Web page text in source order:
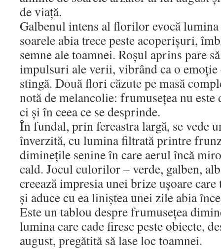
de viață.
Galbenul intens al florilor evocă
soarele abia trece peste acoperișuri,
semne ale toamnei. Roșul aprins pare
impulsuri ale verii, vibrând ca o emoție
stingă. Două flori căzute pe masă
notă de melancolie: frumusețea nu este
ci și în ceea ce se desprinde.
În fundal, prin fereastra largă, se vede
înverzită, cu lumina filtrată printre
diminețile senine în care aerul încă
cald. Jocul culorilor – verde, galben,
creează impresia unei brize ușoare care
și aduce cu ea liniștea unei zile abia
Este un tablou despre frumusețea
lumina care cade firesc peste obiecte,
august, pregătită să lase loc toamnei.